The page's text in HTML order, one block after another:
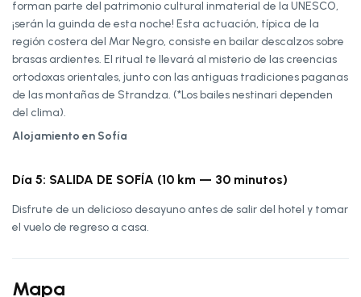
forman parte del patrimonio cultural inmaterial de la UNESCO,
¡serán la guinda de esta noche! Esta actuación, típica de la
región costera del Mar Negro, consiste en bailar descalzos sobre
brasas ardientes. El ritual te llevará al misterio de las creencias
ortodoxas orientales, junto con las antiguas tradiciones paganas
de las montañas de Strandza. (*Los bailes nestinari dependen
del clima).
Alojamiento en Sofía
Día 5: SALIDA DE SOFÍA (10 km — 30 minutos)
Disfrute de un delicioso desayuno antes de salir del hotel y tomar
el vuelo de regreso a casa.
Mapa